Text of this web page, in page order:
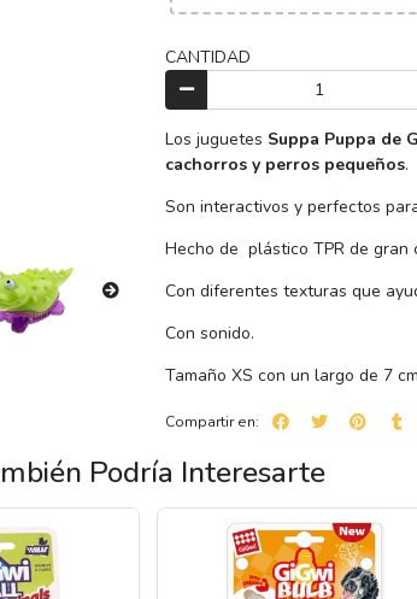
CANTIDAD
Los juguetes Suppa Puppa de
cachorros y perros pequeños.
Son interactivos y perfectos
Hecho de plástico TPR de gran
Con diferentes texturas que
Con sonido.
Tamaño XS con un largo de 7
Compartir en:
Podría Interesarte